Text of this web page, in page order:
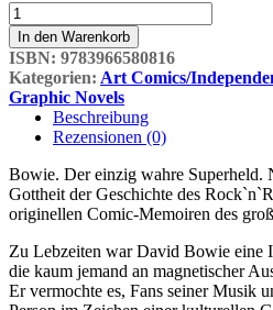
BOWIE:
Sternenstaub,
Strahlenkanonen
und
Tagträume
Menge
In den Warenkorb
ISBN: 9783966580816
Kategorien: Art Comics/
Graphic Novels
Beschreibung
Rezensionen (0)
Bowie. Der einzig wahre Superheld.
Gottheit der Geschichte des
originellen Comic-Memoiren des
Zu Lebzeiten war David Bowie eine
die kaum jemand an magnetischer
Er vermochte es, Fans seiner Musik